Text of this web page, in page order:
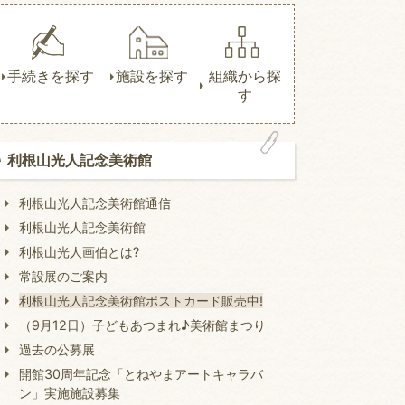
手続きを探す 施設を探す
組織から探
す
利根山光人記念美術館
利根山光人記念美術館通信
利根山光人記念美術館
利根山光人画伯とは?
常設展のご案内
利根山光人記念美術館ポストカード販売中!
（9月12日）子どもあつまれ♪美術館まつり
過去の公募展
開館30周年記念「とねやまアートキャラバ
ン」実施施設募集